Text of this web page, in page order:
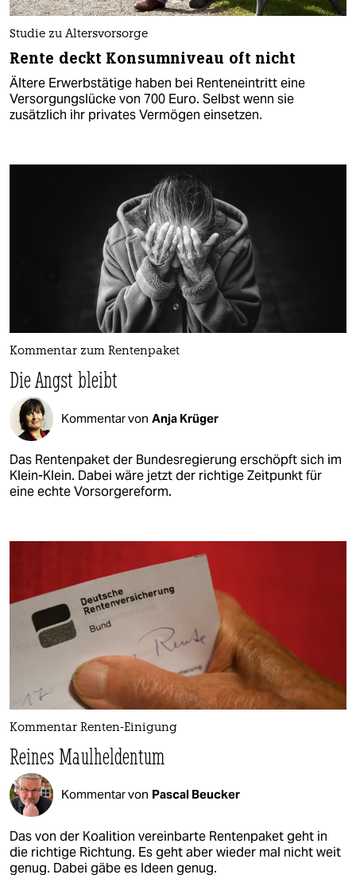
Studie zu Altersvorsorge
Rente deckt Konsumniveau oft nicht
Ältere Erwerbstätige haben bei Renteneintritt eine
Versorgungslücke von 700 Euro. Selbst wenn sie
zusätzlich ihr privates Vermögen einsetzen.
Kommentar zum Rentenpaket
Die Angst bleibt
Kommentar von Anja Krüger
Das Rentenpaket der Bundesregierung erschöpft sich im
Klein-Klein. Dabei wäre jetzt der richtige Zeitpunkt für
eine echte Vorsorgereform.
Kommentar Renten-Einigung
Reines Maulheldentum
Kommentar von Pascal Beucker
Das von der Koalition vereinbarte Rentenpaket geht in
die richtige Richtung. Es geht aber wieder mal nicht weit
genug. Dabei gäbe es Ideen genug.